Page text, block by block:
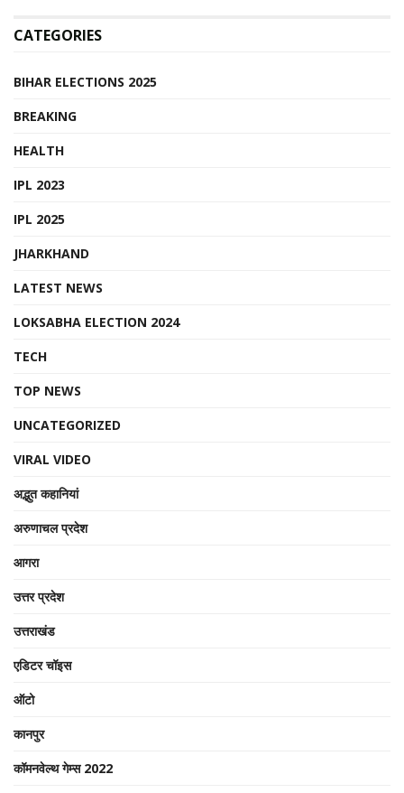
CATEGORIES
BIHAR ELECTIONS 2025
BREAKING
HEALTH
IPL 2023
IPL 2025
JHARKHAND
LATEST NEWS
LOKSABHA ELECTION 2024
TECH
TOP NEWS
UNCATEGORIZED
VIRAL VIDEO
अद्भुत कहानियां
अरुणाचल प्रदेश
आगरा
उत्तर प्रदेश
उत्तराखंड
एडिटर चॉइस
ऑटो
कानपुर
कॉमनवेल्थ गेम्स 2022